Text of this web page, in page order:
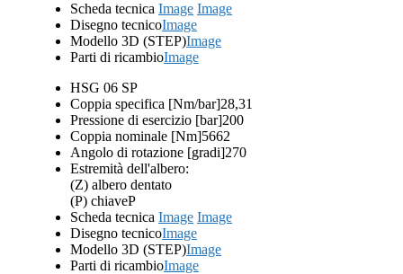
Scheda tecnica Image Image
Disegno tecnicoImage
Modello 3D (STEP)Image
Parti di ricambioImage
HSG 06 SP
Coppia specifica [Nm/bar]28,31
Pressione di esercizio [bar]200
Coppia nominale [Nm]5662
Angolo di rotazione [gradi]270
Estremità dell'albero:
(Z) albero dentato
(P) chiaveP
Scheda tecnica Image Image
Disegno tecnicoImage
Modello 3D (STEP)Image
Parti di ricambioImage